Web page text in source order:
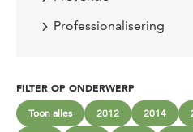
Professionalisering
FILTER OP ONDERWERP
Toon alles 2012 2014